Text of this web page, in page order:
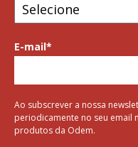
E-mail*
Ao subscrever a nossa
periodicamente no seu email
produtos da Odem.